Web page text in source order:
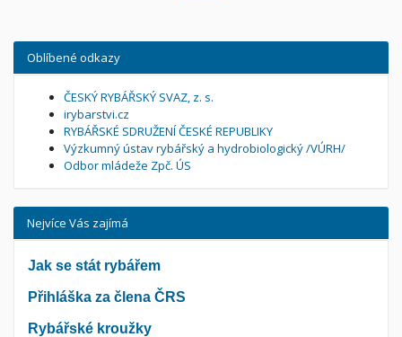
Oblíbené odkazy
ČESKÝ RYBÁŘSKÝ SVAZ, z. s.
irybarstvi.cz
RYBÁŘSKÉ SDRUŽENÍ ČESKÉ REPUBLIKY
Výzkumný ústav rybářský a hydrobiologický /VÚRH/
Odbor mládeže Zpč. ÚS
Nejvíce Vás zajímá
Jak se stát rybářem
Přihláška za člena ČRS
Rybářské kroužky